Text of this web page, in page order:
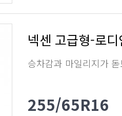
넥센 고급형-로디
승차감과 마일리지가
255/65R16